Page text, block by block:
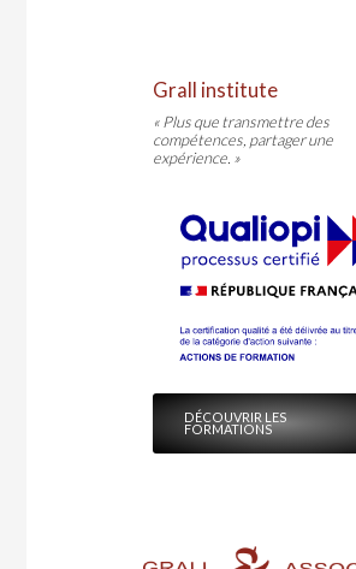
Grall institute
« Plus que transmettre des
compétences, partager une
expérience. »
DÉCOUVRIR LES
FORMATIONS